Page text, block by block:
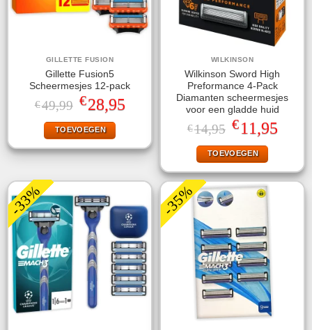
GILLETTE FUSION
Gillette Fusion5
Scheermesjes 12-pack
€49,99 Oorspronkelijke
prijs
was:
€49,99.
€28,95Huidige
prijs
TOEVOEGEN
WILKINSON
Wilkinson Sword High
Preformance 4-Pack
Diamanten scheermesjes
voor een gladde huid
€14,95 Oorspronkelijke
prijs
was:
€14,95.
€11,95Huidige
prijs
TOEVOEGEN
-33% -35%